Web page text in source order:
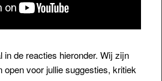
in de reacties hieronder. Wij zijn
open voor jullie suggesties, kritiek